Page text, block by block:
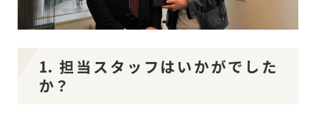
1. 担当スタッフはいかがでした
か？